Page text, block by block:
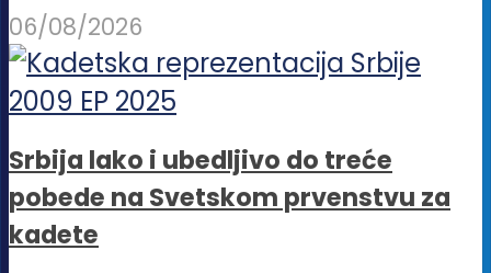
06/08/2026
Srbija lako i ubedljivo do treće
pobede na Svetskom prvenstvu za
kadete